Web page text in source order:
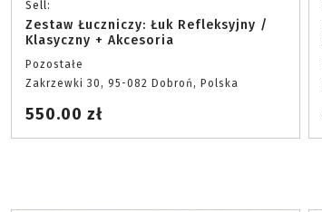
Sell:
Zestaw Łuczniczy: Łuk Refleksyjny /
Klasyczny + Akcesoria
Pozostałe
Zakrzewki 30, 95-082 Dobroń, Polska
550.00 zł